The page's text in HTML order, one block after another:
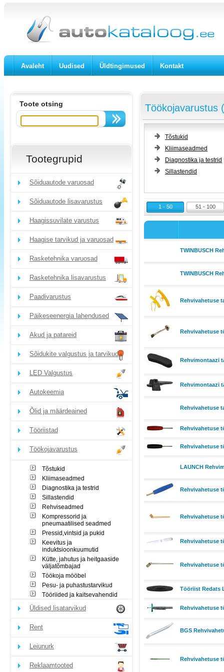
Avaleht Uudised Üldtingimused Kontakt
Toote otsing
Tootegrupid
Sõiduautode varuosad
Sõiduautode lisavarustus
Haagissuvilate varustus
Haagise tarvikud ja varuosad
Rasketehnika varuosad
Rasketehnika lisavarustus
Paadivarustus
Päikeseenergia lahendused
Akud ja patareid
Sõidukite valgustus ja tarvikud
LED Valgustus
Autokeemia
Õlid ja määrdeained
Tööriistad
Töökojavarustus
Tõstukid
Kliimaseadmed
Diagnostika ja testrid
Sillastendid
Rehviseadmed
Kompressorid ja
pneumaatilised seadmed
Pressid,vintsid ja pukid
Keevitus ja
induktsioonkuumutid
Kütte, jahutus ja heitgaaside
väljatõmbajad
Töökoja mööbel
Pesu- ja puhastustarvikud
Tööriided ja kaitsevahendid
Üldised lisatarvikud
Rent
Leiunurk
Reklaamtooted
Töökojavarustus
Tõstukid
Kliimaseadmed
Diagnostika ja testrid
Sillastendid
1 - 50 51 - 100
TWINBUSCH
TWINBUSCH
Rehvivahetuse
Rehvivahetuse
Rehvimontaazi
Rehvimontaazi
Rehvivahetuse
Rehvivahetuse
Rehvivahetuse
LAUNCH
Rehvivahetuse
Rehvivahetuse
Rehvivahetuse
Rehvivahetuse
Tööriist Redats
Rehvivahetuse
BGS
Rehvivahetuse